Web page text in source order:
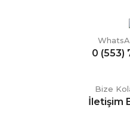
0 (553)
Bize
İletişim